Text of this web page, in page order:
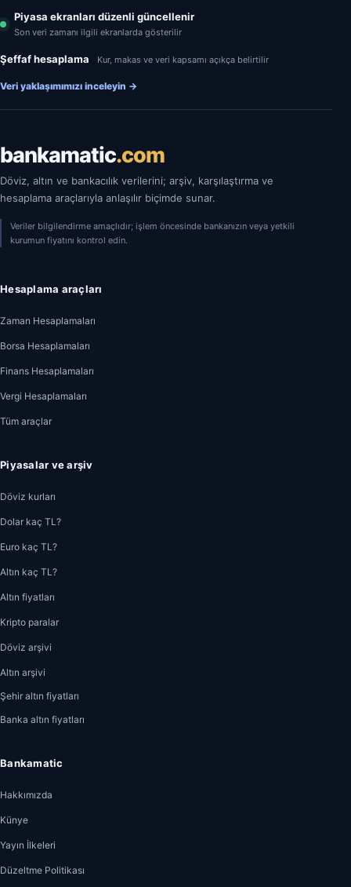
Piyasa ekranları düzenli güncellenir
Son veri zamanı ilgili ekranlarda gösterilir
Şeffaf hesaplama Kur, makas ve veri kapsamı açıkça belirtilir
Veri yaklaşımımızı inceleyin →
bankamatic.com
Döviz, altın ve bankacılık verilerini; arşiv, karşılaştırma ve
hesaplama araçlarıyla anlaşılır biçimde sunar.
Veriler bilgilendirme amaçlıdır; işlem öncesinde bankanızın veya yetkili
kurumun fiyatını kontrol edin.
Hesaplama araçları
Zaman Hesaplamaları
Borsa Hesaplamaları
Finans Hesaplamaları
Vergi Hesaplamaları
Tüm araçlar
Piyasalar ve arşiv
Döviz kurları
Dolar kaç TL?
Euro kaç TL?
Altın kaç TL?
Altın fiyatları
Kripto paralar
Döviz arşivi
Altın arşivi
Şehir altın fiyatları
Banka altın fiyatları
Bankamatic
Hakkımızda
Künye
Yayın İlkeleri
Düzeltme Politikası